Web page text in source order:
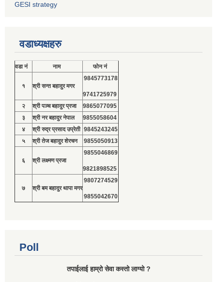
GESI strategy
वडाध्यक्षहरु
वडा नं नाम फोन नं
१ श्री सन्त बहादुर मगर
9845773178
9741725979
२
श्री पञ्च बहादुर प्रजा
9865077095
३
श्री नर बहादुर नेपाल
9855058604
४
श्री रुद्र प्रसाद उप्रेती 9845243245
५
श्री तेज बहादुर शेरचन 9855050913
६ श्री लक्ष्मण प्रजा
9855046869
9821898525
७ श्री बम बहादुर थापा मगर
9807274529
9855042670
Poll
तपाईलाई हाम्रो सेवा कस्तो लाग्यो ?